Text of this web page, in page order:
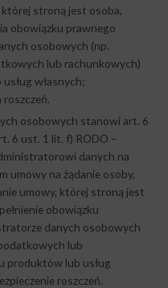
stroną jest osoba,
obowiązku prawnego
osobowych (np.
lub rachunkowych)
własnych;
roszczeń.
osobowych stanowi art. 6
6 ust. 1 lit. f) RODO –
danych na
umowy na żądanie osoby,
umowy, której stroną jest
obowiązku
danych osobowych
lub
produktów lub usług
roszczeń.